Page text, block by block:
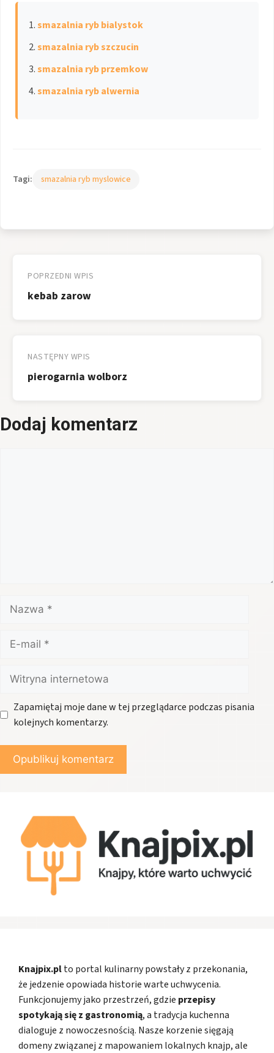
smazalnia ryb bialystok
smazalnia ryb szczucin
smazalnia ryb przemkow
smazalnia ryb alwernia
Tagi: smazalnia ryb myslowice
wpisu
POPRZEDNI WPIS
kebab zarow
NASTĘPNY WPIS
pierogarnia wolborz
Dodaj komentarz
Nazwa
mail
Witryna
internetowa
Zapamiętaj moje dane w tej przeglądarce podczas pisania
kolejnych komentarzy.
Knajpix.plto portal kulinarny powstały z przekonania,
że jedzenie opowiada historie warte uchwycenia.
Funkcjonujemy jako przestrzeń, gdzie przepisy
spotykają się z gastronomią, a tradycja kuchenna
dialoguje z nowoczesnością. Nasze korzenie sięgają
domeny związanej z mapowaniem lokalnych knajp, ale